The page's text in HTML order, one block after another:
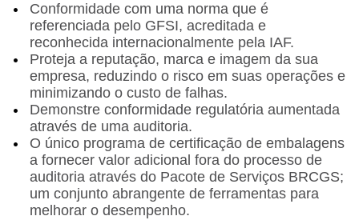
Conformidade com uma norma que é
referenciada pelo GFSI, acreditada e
reconhecida internacionalmente pela IAF.
Proteja a reputação, marca e imagem da sua
empresa, reduzindo o risco em suas operações e
minimizando o custo de falhas.
Demonstre conformidade regulatória aumentada
através de uma auditoria.
O único programa de certificação de embalagens
a fornecer valor adicional fora do processo de
auditoria através do Pacote de Serviços BRCGS;
um conjunto abrangente de ferramentas para
melhorar o desempenho.